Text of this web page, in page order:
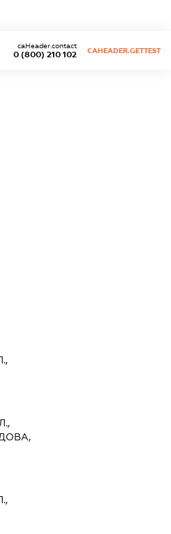
0 (800) 210 102
caHeader.contact
CAHEADER.GETTEST